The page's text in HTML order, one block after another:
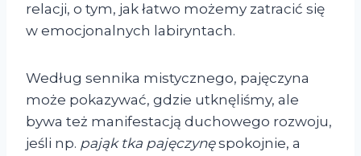
relacji, o tym, jak łatwo możemy zatracić się
w emocjonalnych labiryntach.
Według sennika mistycznego, pajęczyna
może pokazywać, gdzie utknęliśmy, ale
bywa też manifestacją duchowego rozwoju,
jeśli np. pająk tka pajęczynęspokojnie, a